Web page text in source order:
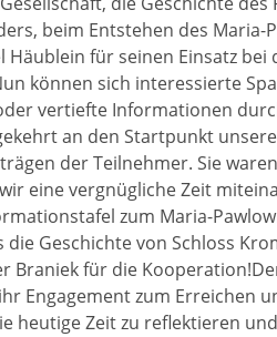
beim Entstehen des
Häublein für seinen Einsatz
können sich interessierte
vertiefte Informationen
an den Startpunkt
der Teilnehmer. Sie
eine vergnügliche Zeit
zum Maria-
Geschichte von Schloss
Braniek für die
Engagement zum Erreichen
heutige Zeit zu reflektieren